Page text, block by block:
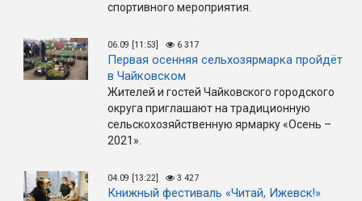
спортивного мероприятия.
06.09 [11:53] 6 317
Первая осенняя сельхозярмарка пройдёт
в Чайковском
Жителей и гостей Чайковского городского
округа приглашают на традиционную
сельскохозяйственную ярмарку «Осень –
2021».
04.09 [13:22] 3 427
Книжный фестиваль «Читай, Ижевск!»